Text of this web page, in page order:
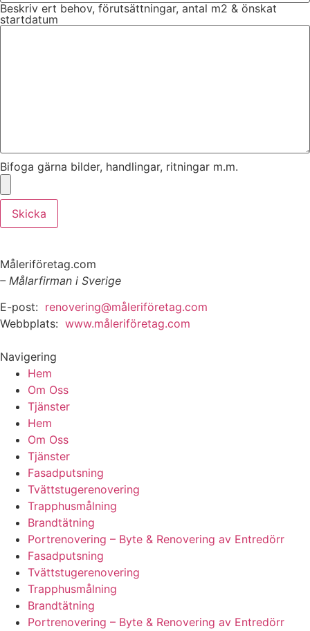
Beskriv ert behov, förutsättningar, antal m2 & önskat
startdatum
Bifoga gärna bilder, handlingar, ritningar m.m.
Skicka
Måleriföretag.com
– Målarfirman i Sverige
E-post: renovering@måleriföretag.com
Webbplats: www.måleriföretag.com
Navigering
Hem
Om Oss
Tjänster
Hem
Om Oss
Tjänster
Fasadputsning
Tvättstugerenovering
Trapphusmålning
Brandtätning
Portrenovering – Byte & Renovering av Entredörr
Fasadputsning
Tvättstugerenovering
Trapphusmålning
Brandtätning
Portrenovering – Byte & Renovering av Entredörr